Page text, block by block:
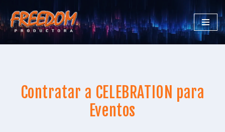
Saltar
Contratar a CELEBRATION para
Eventos